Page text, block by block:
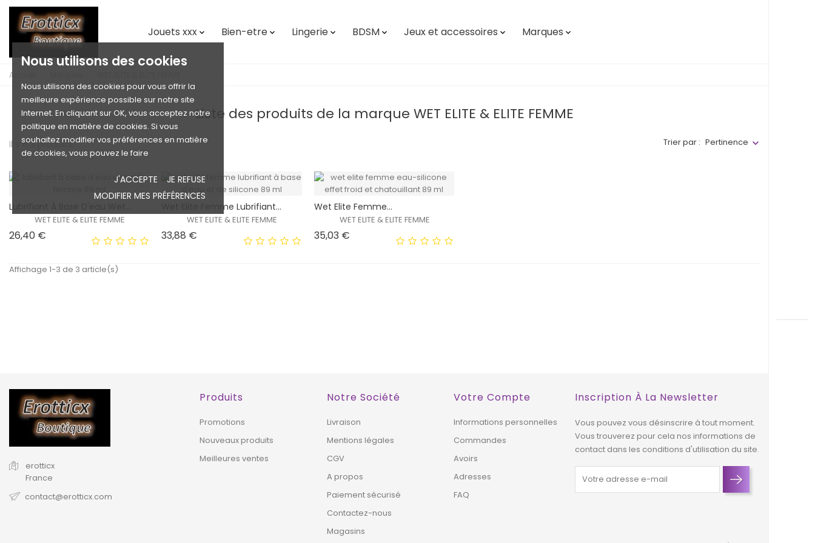
Nous utilisons des cookies
Nous utilisons des cookies pour vous offrir la
meilleure expérience possible sur notre site
Internet. En cliquant sur OK, vous acceptez notre
politique en matière de cookies. Si vous
souhaitez modifier vos préférences en matière
de cookies, vous pouvez le faire
J'ACCEPTE
JE REFUSE
MODIFIER MES PRÉFÉRENCES
Jouets xxx Bien-etre Lingerie BDSM Jeux et accessoires  Marques 
Accueil
Liste des produits de la marque WET ELITE & ELITE FEMME
Il y a 3 produits. Trier par : Pertinence
Lubrifiant À Base D'eau Wet...
WET ELITE & ELITE FEMME
26,40 €
Wet Elite Femme Lubrifiant...
WET ELITE & ELITE FEMME
33,88 €
Wet Elite Femme...
WET ELITE & ELITE FEMME
35,03 €Prix
Affichage 1-3 de 3 article(s)
erotticx
France
contact@erotticx.com
Produits
Promotions
Nouveaux produits
Meilleures ventes
Notre Société
Livraison
Mentions légales
CGV
A propos
Paiement sécurisé
Contactez-nous
Magasins
Votre Compte
Informations personnelles
Commandes
Avoirs
Adresses
FAQ
Inscription À La Newsletter
Vous pouvez vous désinscrire à tout moment.
Vous trouverez pour cela nos informations de
contact dans les conditions d'utilisation du site.